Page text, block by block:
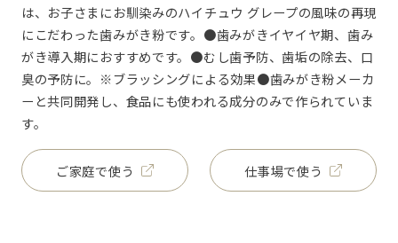
は、お子さまにお馴染みのハイチュウ グレープの風味の再現
にこだわった歯みがき粉です。●歯みがきイヤイヤ期、歯み
がき導入期におすすめです。●むし歯予防、歯垢の除去、口
臭の予防に。※ブラッシングによる効果●歯みがき粉メーカ
ーと共同開発し、食品にも使われる成分のみで作られていま
す。
ご家庭で使う 仕事場で使う